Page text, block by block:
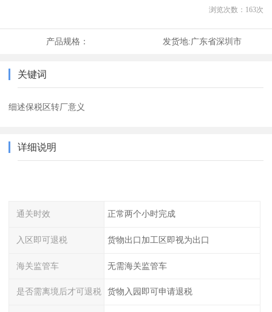
浏览次数： 163次
产品规格： 发货地:广东省深圳市
关键词
细述保税区转厂意义
详细说明
通关时效 正常两个小时完成
入区即可退税 货物出口加工区即视为出口
海关监管车 无需海关监管车
是否需离境后才可退税 货物入园即可申请退税